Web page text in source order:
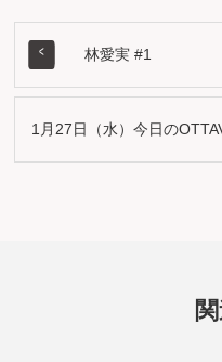
林愛実 #1
1月27日（水）今日の